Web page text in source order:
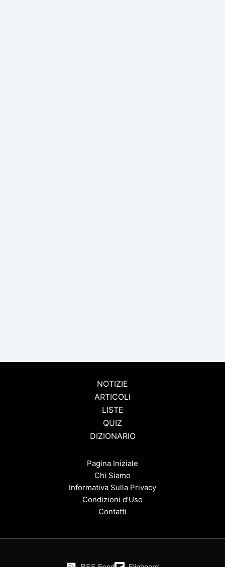
NOTIZIE
ARTICOLI
LISTE
QUIZ
DIZIONARIO
Pagina Iniziale
Chi Siamo
Informativa Sulla Privacy
Condizioni d’Uso
Contatti